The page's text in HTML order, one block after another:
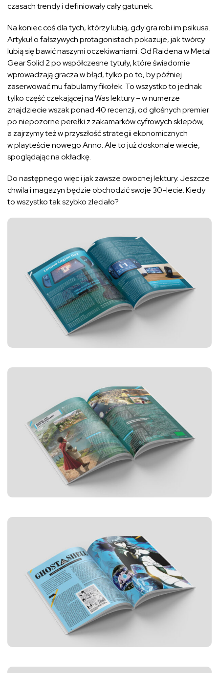
czasach trendy i definiowały cały gatunek.
Na koniec coś dla tych, którzy lubią, gdy gra robi im psikusa.
Artykuł o fałszywych protagonistach pokazuje, jak twórcy
lubią się bawić naszymi oczekiwaniami. Od Raidena w Metal
Gear Solid 2 po współczesne tytuły, które świadomie
wprowadzają gracza w błąd, tylko po to, by później
zaserwować mu fabularny fikołek. To wszystko to jednak
tylko część czekającej na Was lektury – w numerze
znajdziecie wszak ponad 40 recenzji, od głośnych premier
po niepozorne perełki z zakamarków cyfrowych sklepów,
a zajrzymy też w przyszłość strategii ekonomicznych
w playteście nowego Anno. Ale to już doskonale wiecie,
spoglądając na okładkę.
Do następnego więc i jak zawsze owocnej lektury. Jeszcze
chwila i magazyn będzie obchodzić swoje 30-lecie. Kiedy
to wszystko tak szybko zleciało?